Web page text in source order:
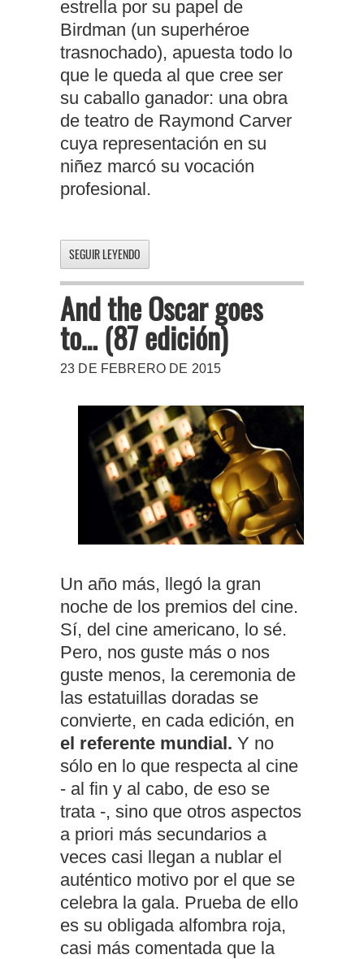
estrella por su papel de
Birdman (un superhéroe
trasnochado), apuesta todo lo
que le queda al que cree ser
su caballo ganador: una obra
de teatro de Raymond Carver
cuya representación en su
niñez marcó su vocación
profesional.
SEGUIR LEYENDO
And the Oscar goes
to… (87 edición)
23 DE FEBRERO DE 2015
Un año más, llegó la gran
noche de los premios del cine.
Sí, del cine americano, lo sé.
Pero, nos guste más o nos
guste menos, la ceremonia de
las estatuillas doradas se
convierte, en cada edición, en
el referente mundial. Y no
sólo en lo que respecta al cine
- al fin y al cabo, de eso se
trata -, sino que otros aspectos
a priori más secundarios a
veces casi llegan a nublar el
auténtico motivo por el que se
celebra la gala. Prueba de ello
es su obligada alfombra roja,
casi más comentada que la